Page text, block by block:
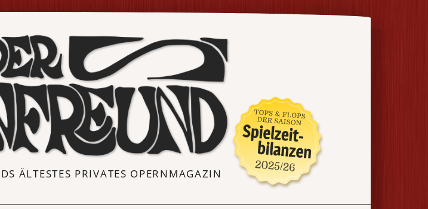
ÄLTESTES PRIVATES OPERNMAGAZIN